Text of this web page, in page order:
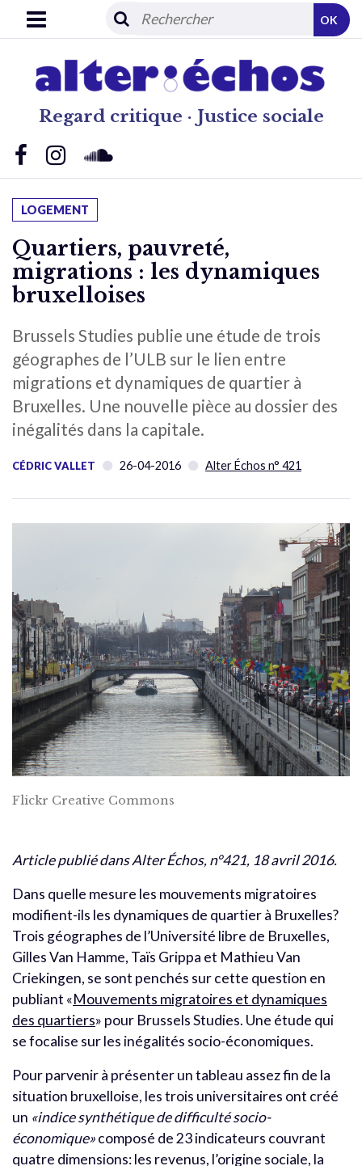
Regard critique · Justice sociale
OK
LOGEMENT
Quartiers, pauvreté,
migrations : les dynamiques
bruxelloises
Brussels Studies publie une étude de trois
géographes de l’ULB sur le lien entre
migrations et dynamiques de quartier à
Bruxelles. Une nouvelle pièce au dossier des
inégalités dans la capitale.
CÉDRIC VALLET 26-04-2016 Alter Échos n° 421
Flickr Creative Commons
Article publié dans Alter Échos, n°421, 18 avril 2016.
Dans quelle mesure les mouvements migratoires
modifient-ils les dynamiques de quartier à Bruxelles?
Trois géographes de l’Université libre de Bruxelles,
Gilles Van Hamme, Taïs Grippa et Mathieu Van
Criekingen, se sont penchés sur cette question en
publiant «Mouvements migratoires et dynamiques
des quartiers» pour Brussels Studies. Une étude qui
se focalise sur les inégalités socio-économiques.
Pour parvenir à présenter un tableau assez fin de la
situation bruxelloise, les trois universitaires ont créé
un «indice synthétique de difficulté socio-
économique»composé de 23 indicateurs couvrant
quatre dimensions: les revenus, l’origine sociale, la